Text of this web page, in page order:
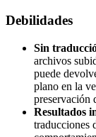
Debilidades
Sin
archivos
puede
plano en la
preservación
Resultados
traducciones